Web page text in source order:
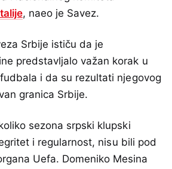
, naeo je Savez.
Srbije ističu da je
predstavljalo važan korak u
i da su rezultati njegovog
granica Srbije.
sezona srpski klupski
i regularnost, nisu bili pod
Uefa. Domeniko Mesina